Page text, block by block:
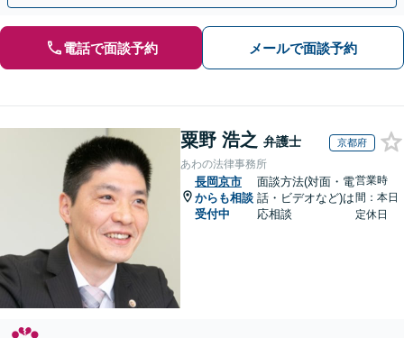
電話で面談予約 メールで面談予約
粟野 浩之 弁護士 京都府
あわの法律事務所
長岡京市
からも相談
受付中
面談方法(対面・電
話・ビデオなど)は
応相談
営業時
間：本日
定休日